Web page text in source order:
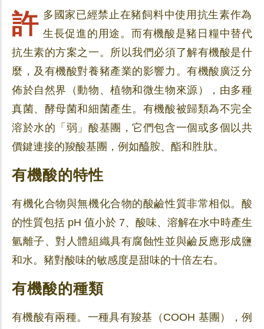
許多國家已經禁止在豬飼料中使用抗生素作為 生長促進的用途。而有機酸是豬日糧中替代
抗生素的方案之一。所以我們必須了解有機酸是什
麼，及有機酸對養豬產業的影響力。有機酸廣泛分
佈於自然界（動物、植物和微生物來源），由多種
真菌、酵母菌和細菌產生。有機酸被歸類為不完全
溶於水的「弱」酸基團，它們包含一個或多個以共
價鍵連接的羧酸基團，例如醯胺、酯和胜肽。
有機酸的特性
有機化合物與無機化合物的酸鹼性質非常相似。酸
的性質包括 pH 值小於 7、酸味、溶解在水中時產生
氫離子、對人體組織具有腐蝕性並與鹼反應形成鹽
和水。豬對酸味的敏感度是甜味的十倍左右。
有機酸的種類
有機酸有兩種。一種具有羧基（COOH 基團），例